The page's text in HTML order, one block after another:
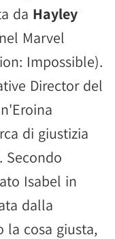
da Hayley
Marvel
Impossible).
Director del
di giustizia
Secondo
Isabel in
dalla
la cosa giusta,